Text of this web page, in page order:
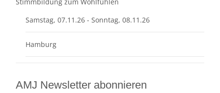
Samstag, 07.11.26 - Sonntag, 08.11.26
Hamburg
AMJ Newsletter abonnieren